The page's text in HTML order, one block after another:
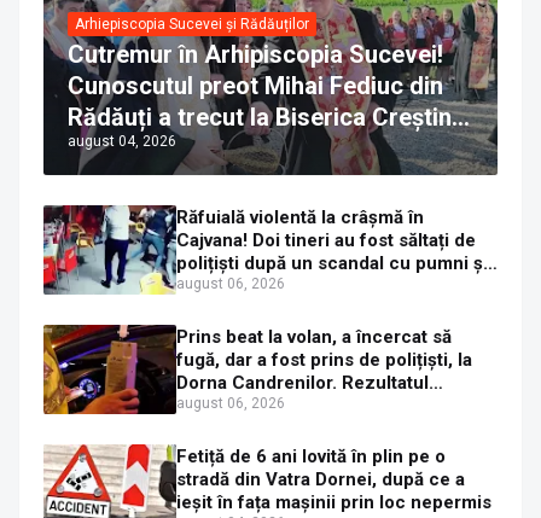
Arhiepiscopia Sucevei și Rădăuților
Cutremur în Arhipiscopia Sucevei!
Cunoscutul preot Mihai Fediuc din
Rădăuți a trecut la Biserica Creștină
Ortodoxă Valahă. ÎPS Calinic anunță
că îi pregătește judecata canonică
august 04, 2026
Răfuială violentă la crâșmă în
Cajvana! Doi tineri au fost săltați de
polițiști după un scandal cu pumni și
mașini distruse
august 06, 2026
Prins beat la volan, a încercat să
fugă, dar a fost prins de polițiști, la
Dorna Candrenilor. Rezultatul
etilotestului: 1,59 mg/l alcool pur în
august 06, 2026
Fetiță de 6 ani lovită în plin pe o
stradă din Vatra Dornei, după ce a
ieșit în fața mașinii prin loc nepermis